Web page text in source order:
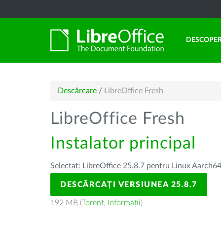
Descărcare / LibreOffice Fresh
LibreOffice Fresh
Instalator principal
Selectat: LibreOffice 25.8.7 pentru Linux
DESCĂRCAȚI VERSIUNEA 25.8.7
192 MB (Torent, Informații)